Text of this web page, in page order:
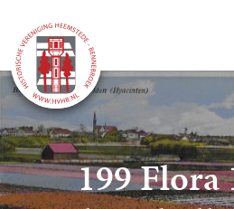
199 Flora